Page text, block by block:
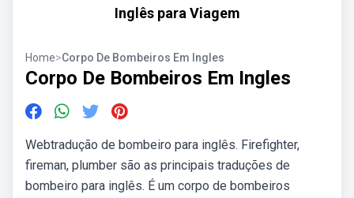
Inglês para Viagem
Home>Corpo De Bombeiros Em Ingles
Corpo De Bombeiros Em Ingles
Webtradução de bombeiro para inglês. Firefighter,
fireman, plumber são as principais traduções de
bombeiro para inglês. É um corpo de bombeiros